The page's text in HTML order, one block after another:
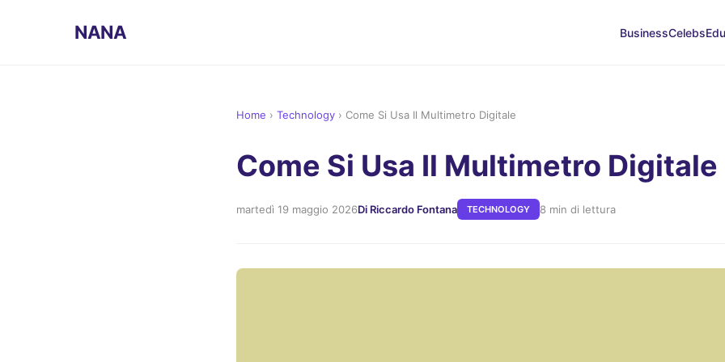
NANA BusinessCelebs
Home › Technology › Come Si Usa Il Multimetro Digitale
Come Si Usa Il Multimetro Digitale
martedì 19 maggio 2026Di Riccardo Fontana TECHNOLOGY 8 min di lettura